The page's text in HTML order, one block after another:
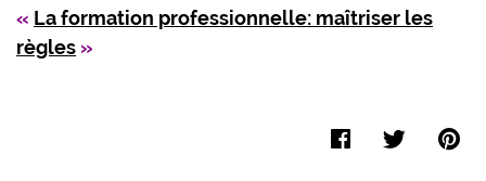
« La formation professionnelle: maîtriser les
règles »
Facebook
Twitter